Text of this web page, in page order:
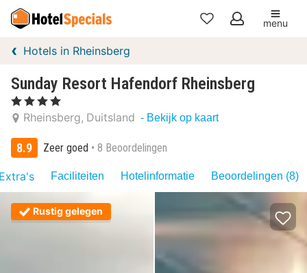
Mijn
menu
Hotels in Rheinsberg
Sunday Resort Hafendorf Rheinsberg
, 4 Sterren
Rheinsberg Duitsland - Bekijk op kaart
8.9 Zeer goed 8 Beoordelingen
Faciliteiten Hotelinformatie Beoordelingen (8)
Rustig gelegen